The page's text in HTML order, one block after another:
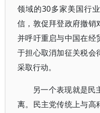
领域的30多家美国行
信，敦促拜登政府撤销
并呼吁重启与中国在经
于担心取消加征关税会
采取行动。
另一个表现就是民
离。民主党传统上与高